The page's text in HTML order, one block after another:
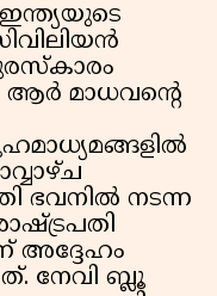
ഇന്ത്യയുടെ
ആർ മാധവൻ്റെ
ഭവനിൽ നടന്ന
അദ്ദേഹം
നേവി ബ്ലൂ